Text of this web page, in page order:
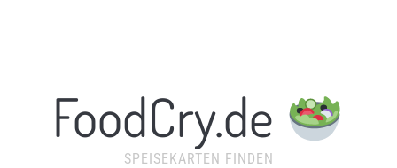
FoodCry.de
SPEISEKARTEN FINDEN